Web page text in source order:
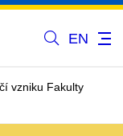
EN
vzniku Fakulty